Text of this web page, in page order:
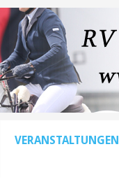
VERANSTALTUNGEN